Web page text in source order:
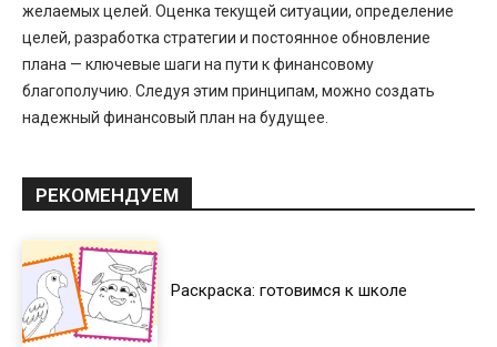
желаемых целей. Оценка текущей ситуации, определение
целей, разработка стратегии и постоянное обновление
плана — ключевые шаги на пути к финансовому
благополучию. Следуя этим принципам, можно создать
надежный финансовый план на будущее.
РЕКОМЕНДУЕМ
Раскраска: готовимся к школе